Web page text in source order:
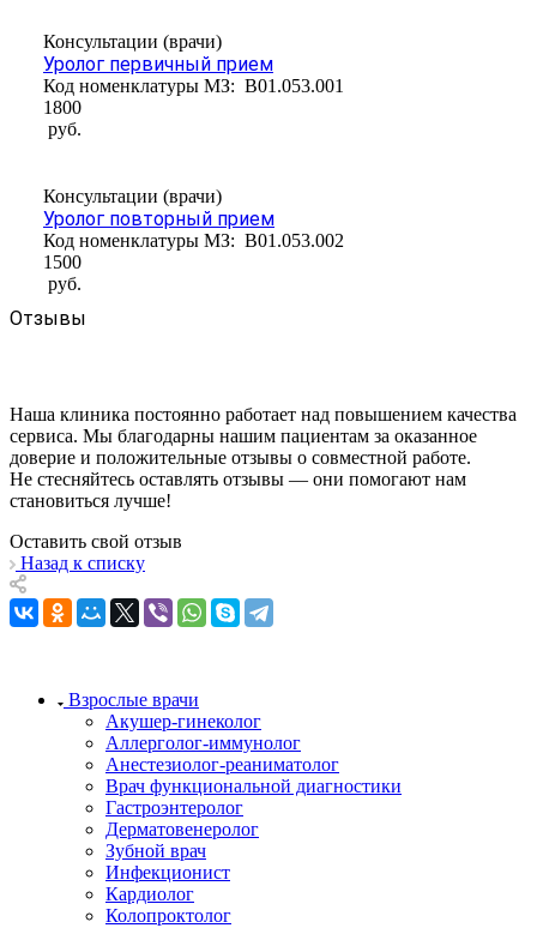
Консультации (врачи)
Уролог первичный прием
Код номенклатуры МЗ: B01.053.001
1800
руб.
Консультации (врачи)
Уролог повторный прием
Код номенклатуры МЗ: B01.053.002
1500
руб.
Отзывы
Наша клиника постоянно работает над повышением качества
сервиса. Мы благодарны нашим пациентам за оказанное
доверие и положительные отзывы о совместной работе.
Не стесняйтесь оставлять отзывы — они помогают нам
становиться лучше!
Оставить свой отзыв
Назад к списку
Взрослые врачи
Акушер-гинеколог
Аллерголог-иммунолог
Анестезиолог-реаниматолог
Врач функциональной диагностики
Гастроэнтеролог
Дерматовенеролог
Зубной врач
Инфекционист
Кардиолог
Колопроктолог